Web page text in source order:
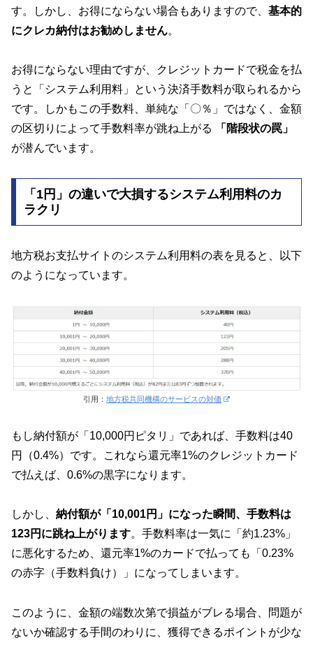
す。しかし、お得にならない場合もありますので、 基本的
にクレカ納付はお勧めしません。
お得にならない理由ですが、クレジットカードで税金を払
うと「システム利用料」という決済手数料が取られるから
です。しかもこの手数料、単純な「〇％」ではなく、金額
の区切りによって手数料率が跳ね上がる
「階段状の罠」
が潜んでいます。
「1円」の違いで大損するシステム利用料のカ
ラクリ
地方税お支払サイトのシステム利用料の表を見ると、以下
のようになっています。
引用： 地方税共同機構のサービスの対価
もし納付額が「10,000円ピタリ」であれば、手数料は40
円（0.4%）です。これなら還元率1%のクレジットカード
で払えば、0.6%の黒字になります。
しかし、 納付額が「10,001円」になった瞬間、手数料は
123円に跳ね上がります。手数料率は一気に「約1.23%」
に悪化するため、還元率1%のカードで払っても「0.23%
の赤字（手数料負け）」になってしまいます。
このように、金額の端数次第で損益がブレる場合、問題が
ないか確認する手間のわりに、獲得できるポイントが少な